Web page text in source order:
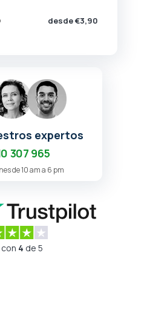
desde €3,90
expertos
307 965
de 10 am a 6 pm
con 4 de 5